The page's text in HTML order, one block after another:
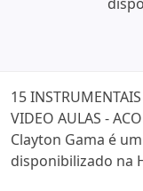
15
VIDEO AULAS -
Clayton Gama é
disponibilizado na